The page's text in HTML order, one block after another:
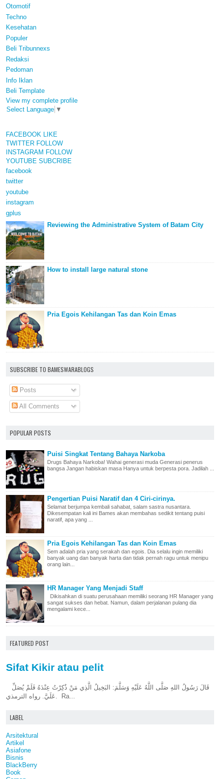
Otomotif
Techno
Kesehatan
Populer
Beli Tribunnexs
Redaksi
Pedoman
Info Iklan
Beli Template
View my complete profile
Select Language ▼
FACEBOOK LIKE
TWITTER FOLLOW
INSTAGRAM FOLLOW
YOUTUBE SUBCRIBE
facebook
twitter
youtube
instagram
gplus
Reviewing the Administrative System of Batam City
How to install large natural stone
Pria Egois Kehilangan Tas dan Koin Emas
SUBSCRIBE TO BAMESWARABLOGS
Posts
All Comments
POPULAR POSTS
Puisi Singkat Tentang Bahaya Narkoba
Drugs Bahaya Narkoba! Wahai generasi muda Generasi penerus
bangsa Jangan habiskan masa Hanya untuk berpesta pora. Jadilah ...
Pengertian Puisi Naratif dan 4 Ciri-cirinya.
Selamat berjumpa kembali sahabat, salam sastra nusantara.
Dikesempatan kali ini Bames akan membahas sedikit tentang puisi
naratif, apa yang ...
Pria Egois Kehilangan Tas dan Koin Emas
Sem adalah pria yang serakah dan egois. Dia selalu ingin memiliki
banyak uang dan banyak harta dan tidak pernah ragu untuk menipu
orang lain...
HR Manager Yang Menjadi Staff
Dikisahkan di suatu perusahaan memiliki seorang HR Manager yang
sangat sukses dan hebat. Namun, dalam perjalanan pulang dia
mengalami kece...
FEATURED POST
Sifat Kikir atau pelit
عَلَيَّ. رواه الترمذي. Ra...
LABEL
Arsitektural
Artikel
Asiafone
Bisnis
BlackBerry
Book